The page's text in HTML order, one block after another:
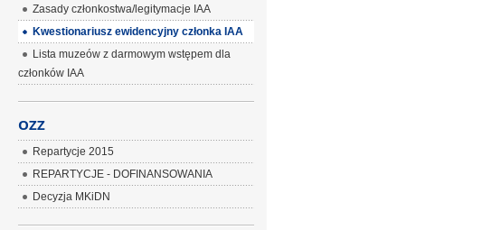
Zasady członkostwa/legitymacje IAA
Kwestionariusz ewidencyjny członka IAA
Lista muzeów z darmowym wstępem dla
członków IAA
OZZ
Repartycje 2015
REPARTYCJE - DOFINANSOWANIA
Decyzja MKiDN